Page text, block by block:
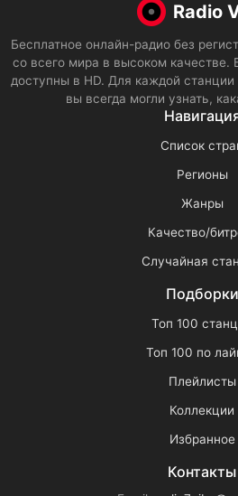
Radio
Бесплатное онлайн-радио без
со всего мира в высоком качестве.
доступны в HD. Для каждой станции
вы всегда могли узнать,
Список
Регионы
Жанры
Качество/
Случайная
Подборки
Топ 100
Топ 100 по
Плейлисты
Коллекции
Избранное
Контакты